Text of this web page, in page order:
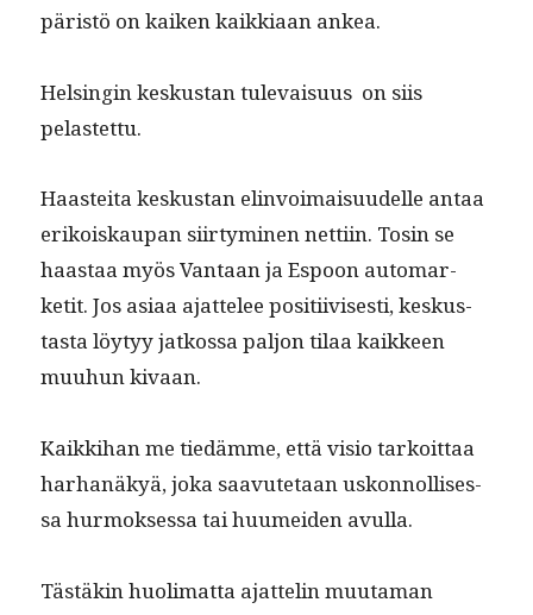
päristö on kaiken kaikki­aan ankea.
Helsin­gin keskus­tan tule­vaisu­us on siis
pelastettu.
Haastei­ta keskus­tan elin­voimaisu­udelle antaa
erikoiskau­pan siir­tymi­nen net­ti­in. Tosin se
haas­taa myös Van­taan ja Espoon automar­
ketit. Jos asi­aa ajat­telee posi­ti­ivis­es­ti, keskus­
tas­ta löy­tyy jatkos­sa paljon tilaa kaik­keen
muuhun kivaan.
Kaikki­han me tiedämme, että visio tarkoit­taa
harhanäkyä, joka saavute­taan uskon­nol­lises­
sa hurmok­ses­sa tai huumei­den avulla.
Tästäkin huoli­mat­ta ajat­telin muu­ta­man